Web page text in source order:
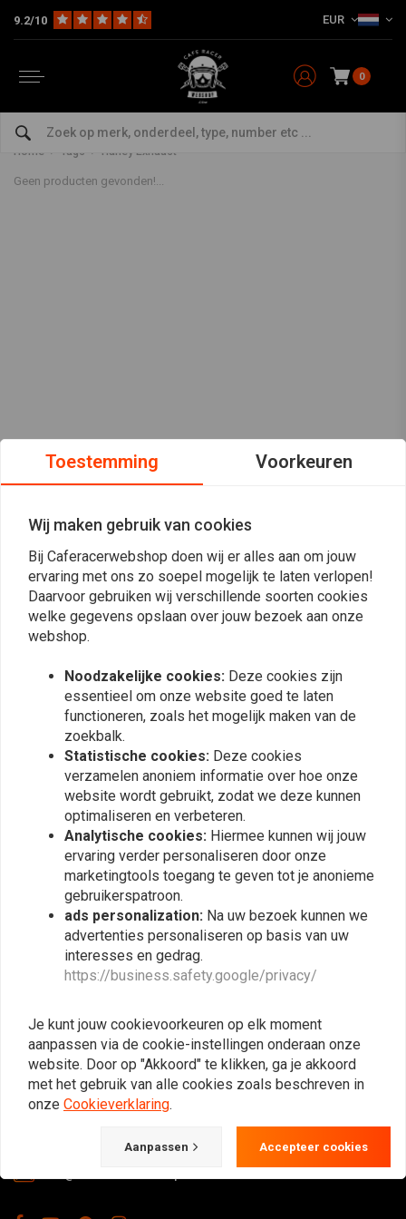
9.2/10 EUR
0
Producten getagd met Harley
Exhaust
Home Tags Harley Exhaust
Geen producten gevonden!...
Op de hoogte blijven?
Abonneer
Natuurlijk ook groot in kleding & onderhoud!
Gotenburgweg 46a, 9723 TM Groningen (The Netherlands)
+31 85 06 06 06 5
Toestemming Voorkeuren
Wij maken gebruik van cookies
Bij Caferacerwebshop doen wij er alles aan om jouw
ervaring met ons zo soepel mogelijk te laten verlopen!
Daarvoor gebruiken wij verschillende soorten cookies
welke gegevens opslaan over jouw bezoek aan onze
webshop.
Noodzakelijke cookies: Deze cookies zijn
essentieel om onze website goed te laten
functioneren, zoals het mogelijk maken van de
zoekbalk.
Statistische cookies: Deze cookies
verzamelen anoniem informatie over hoe onze
website wordt gebruikt, zodat we deze kunnen
optimaliseren en verbeteren.
Analytische cookies: Hiermee kunnen wij jouw
ervaring verder personaliseren door onze
marketingtools toegang te geven tot je anonieme
gebruikerspatroon.
ads personalization: Na uw bezoek kunnen we
advertenties personaliseren op basis van uw
interesses en gedrag.
https://business.safety.google/privacy/
Je kunt jouw cookievoorkeuren op elk moment
aanpassen via de cookie-instellingen onderaan onze
website. Door op "Akkoord" te klikken, ga je akkoord
met het gebruik van alle cookies zoals beschreven in
onze Cookieverklaring.
Aanpassen Accepteer cookies